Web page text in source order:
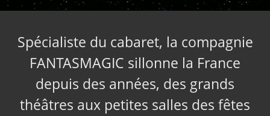
Spécialiste du cabaret, la compagnie
FANTASMAGIC sillonne la France
depuis des années, des grands
théâtres aux petites salles des fêtes